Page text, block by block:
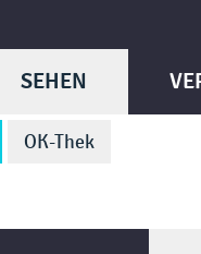
SEHEN
OK-Thek